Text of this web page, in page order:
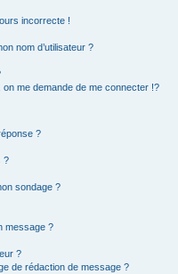
incorrecte !
nom d’utilisateur ?
on me demande de me connecter !?
?
?
sondage ?
message ?
?
de rédaction de message ?